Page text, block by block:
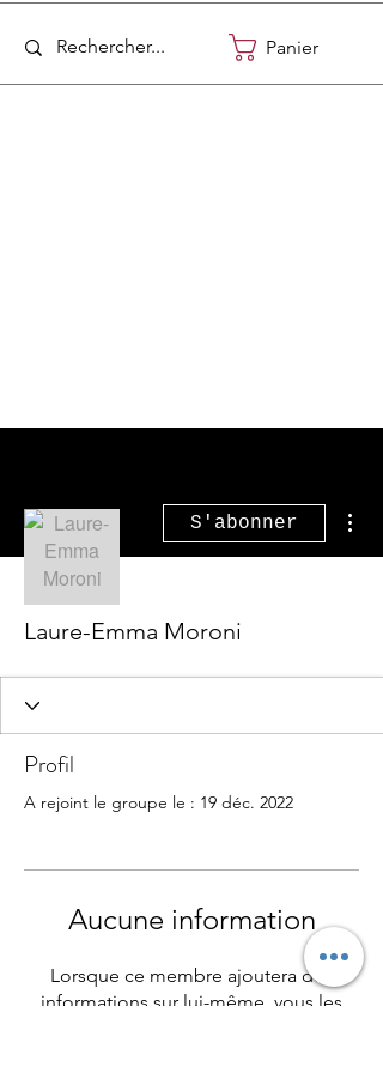
Panier
S'abonner
Laure-Emma Moroni
Profil
A rejoint le groupe le : 19 déc. 2022
Aucune information
Lorsque ce membre ajoutera des
informations sur lui-même, vous les